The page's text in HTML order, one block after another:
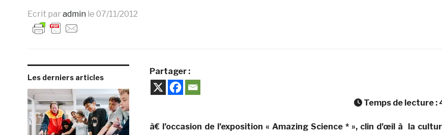
Ecrit par admin le 07/11/2012
Les derniers articles
Partager :
Temps de lecture :
à€ l’occasion de l’exposition « Amazing Science * », clin d’œil à la